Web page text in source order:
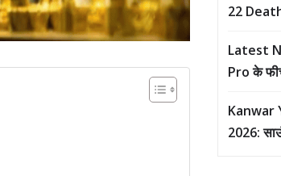
22
Latest
Pro के
Kanwar
2026: